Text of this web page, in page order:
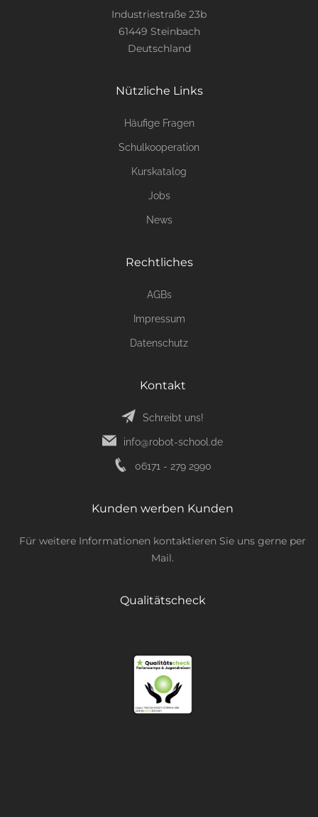
Industriestraße 23b
61449 Steinbach
Deutschland
Nützliche Links
Häufige Fragen
Schulkooperation
Kurskatalog
Jobs
News
Rechtliches
AGBs
Impressum
Datenschutz
Kontakt
Schreibt uns!
info@robot-school.de
06171 - 279 2990
Kunden werben Kunden
Für weitere Informationen kontaktieren Sie uns gerne per
Mail.
Qualitätscheck